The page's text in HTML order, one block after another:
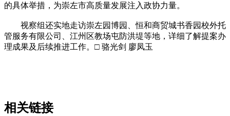
的具体举措，为崇左市高质量发展注入政协力量。
视察组还实地走访崇左园博园、恒和商贸城书香园校外托
管服务有限公司、江州区教场屯防洪堤等地，详细了解提案办
理成果及后续推进工作。□ 骆光剑 廖凤玉
相关链接